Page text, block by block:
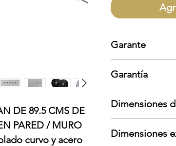
DE 89.5 CMS DE
PARED / MURO
curvo y acero
Garante
Garantía
garante; no cubre
contar con todos
Dimensiones
Ancho: 61 cm
Dimensiones